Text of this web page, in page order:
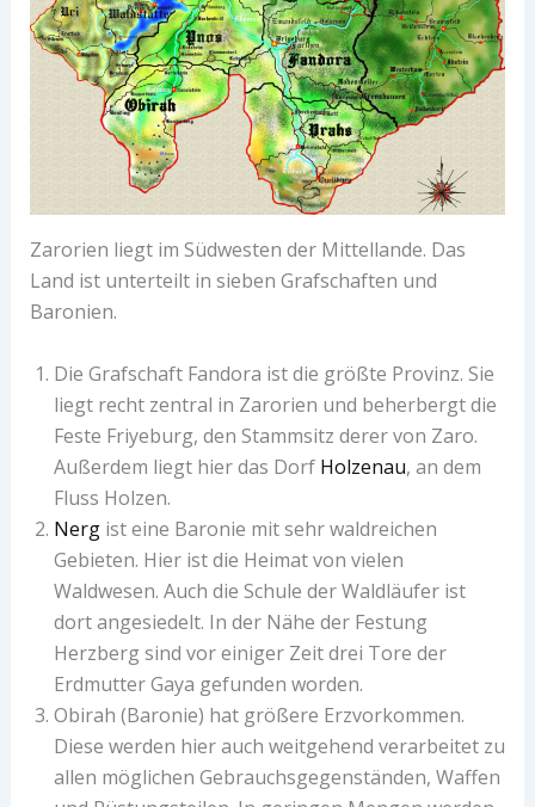
Zarorien liegt im Südwesten der Mittellande. Das
Land ist unterteilt in sieben Grafschaften und
Baronien.
Die Grafschaft Fandora ist die größte Provinz. Sie
liegt recht zentral in Zarorien und beherbergt die
Feste Friyeburg, den Stammsitz derer von Zaro.
Außerdem liegt hier das Dorf Holzenau, an dem
Fluss Holzen.
Nergist eine Baronie mit sehr waldreichen
Gebieten. Hier ist die Heimat von vielen
Waldwesen. Auch die Schule der Waldläufer ist
dort angesiedelt. In der Nähe der Festung
Herzberg sind vor einiger Zeit drei Tore der
Erdmutter Gaya gefunden worden.
Obirah (Baronie) hat größere Erzvorkommen.
Diese werden hier auch weitgehend verarbeitet zu
allen möglichen Gebrauchsgegenständen, Waffen